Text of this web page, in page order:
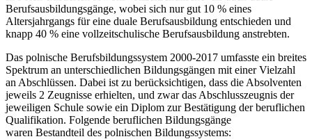
Berufsausbildungsgänge, wobei sich nur gut 10 % eines
Altersjahrgangs für eine duale Berufsausbildung entschieden und
knapp 40 % eine vollzeitschulische Berufsausbildung anstrebten.
Das polnische Berufsbildungssystem 2000-2017 umfasste ein breites
Spektrum an unterschiedlichen Bildungsgängen mit einer Vielzahl
an Abschlüssen. Dabei ist zu berücksichtigen, dass die Absolventen
jeweils 2 Zeugnisse erhielten, und zwar das Abschlusszeugnis der
jeweiligen Schule sowie ein Diplom zur Bestätigung der beruflichen
Qualifikation. Folgende beruflichen Bildungsgänge
waren Bestandteil des polnischen Bildungssystems: